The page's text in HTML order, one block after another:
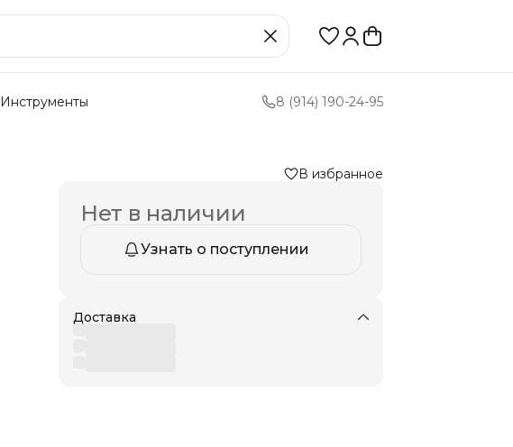
Инструменты 8 (914) 190-24-95
В избранное
Нет в наличии
Узнать о поступлении
Доставка